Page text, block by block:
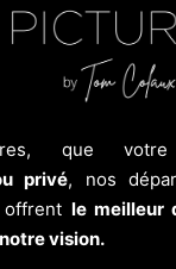
que
privé, nos
le meilleur
notre vision.